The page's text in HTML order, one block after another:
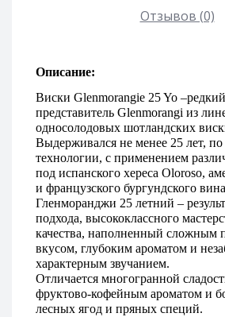
Отзывов (0)
Описание:
Виски Glenmorangie 25 Yo
представитель Glenmorangi из
односолодовых шотландских
Выдерживался не менее 25 лет,
технологии, с применением
под испанского хереса Oloroso,
и французского бургундского
Гленморанджи 25 летний –
подхода, высококлассного
качества, наполненный сложным
вкусом, глубоким ароматом и
характерным звучанием.
Отличается многогранной
фруктово-кофейным ароматом и
лесных ягод и пряных специй.